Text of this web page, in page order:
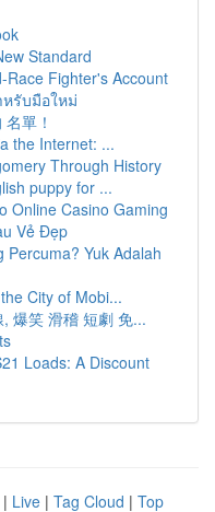
Standard
Race Fighter's Account
รับมือใหม่
單！
the Internet: ...
Through History
puppy for ...
Online Casino Gaming
Vẻ Đẹp
Percuma? Yuk Adalah
City of Mobi...
爆笑 滑稽 短劇 免...
Loads: A Discount
| Live | Tag Cloud | Top